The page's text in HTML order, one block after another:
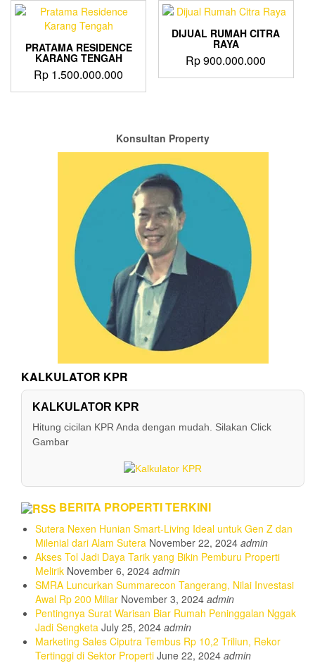
PRATAMA RESIDENCE
KARANG TENGAH
Rp 1.500.000.000
DIJUAL RUMAH CITRA
RAYA
Rp900.000.000
Konsultan Property
KALKULATOR KPR
KALKULATOR KPR
Hitung cicilan KPR Anda dengan mudah. Silakan Click
Gambar
BERITA PROPERTI TERKINI
Sutera Nexen Hunian Smart-Living Ideal untuk Gen Z dan
Milenial dari Alam Sutera November 22, 2024 admin
Akses Tol Jadi Daya Tarik yang Bikin Pemburu Properti
Melirik November 6, 2024 admin
SMRA Luncurkan Summarecon Tangerang, Nilai Investasi
Awal Rp 200 Miliar November 3, 2024 admin
Pentingnya Surat Warisan Biar Rumah Peninggalan Nggak
Jadi Sengketa July 25, 2024 admin
Marketing Sales Ciputra Tembus Rp 10,2 Triliun, Rekor
Tertinggi di Sektor Properti June 22, 2024 admin